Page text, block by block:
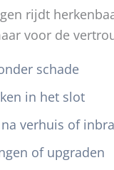
rijdt
voor de
schade
in het slot
verhuis of
of upgraden